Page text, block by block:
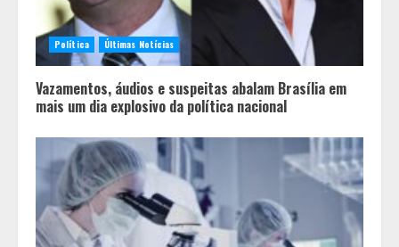
Política Últimas Notícias
Vazamentos, áudios e suspeitas abalam Brasília em
mais um dia explosivo da política nacional